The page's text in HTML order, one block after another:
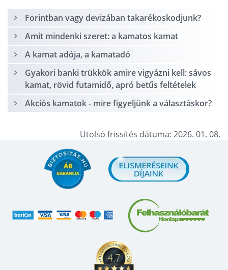
Forintban vagy devizában takarékoskodjunk?
Amit mindenki szeret: a kamatos kamat
A kamat adója, a kamatadó
Gyakori banki trükkök amire vigyázni kell: sávos
kamat, rövid futamidő, apró betűs feltételek
Akciós kamatok - mire figyeljünk a választáskor?
Utolsó frissítés dátuma: 2026. 01. 08.